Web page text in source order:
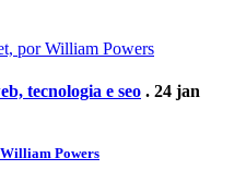
tecnologia e seo . 24 jan
Powers